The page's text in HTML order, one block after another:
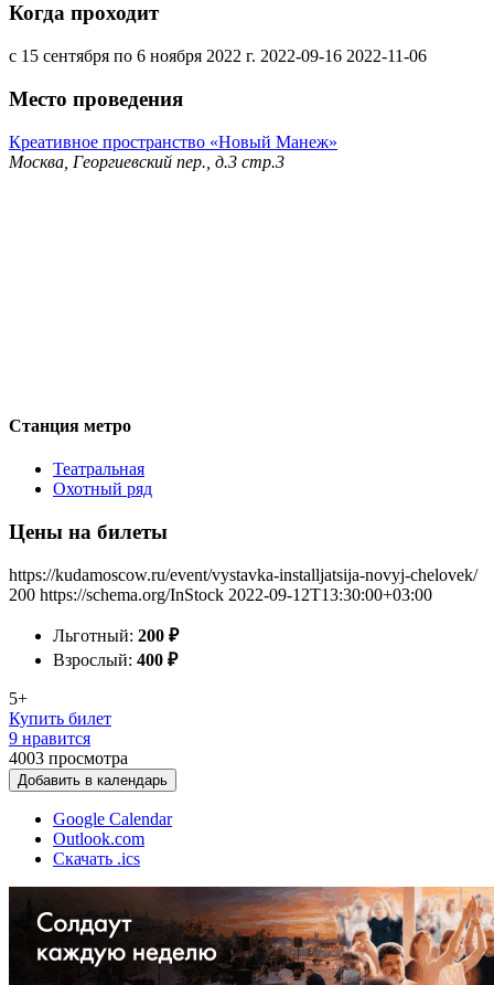
Когда проходит
с 15 сентября по 6 ноября 2022 г. 2022-09-16 2022-11-06
Место проведения
Креативное пространство «Новый Манеж»
Москва, Георгиевский пер., д.3 стр.3
Станция метро
Театральная
Охотный ряд
Цены на билеты
https://kudamoscow.ru/event/vystavka-installjatsija-novyj-chelovek/
200 https://schema.org/InStock 2022-09-12T13:30:00+03:00
Льготный: 200 ₽
Взрослый: 400 ₽
5+
Купить билет
9 нравится
4003 просмотра
Добавить в календарь
Google Calendar
Outlook.com
Скачать .ics